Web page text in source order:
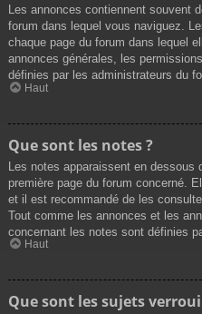
Les annonces contiennent souvent
forum dans lequel vous naviguez.
chaque page du forum dans lequel
annonces générales, les
définies par les administrateurs du
Haut
Que sont les notes ?
Les notes apparaissent en dessous
première page du forum concerné.
et il est recommandé de les
Tout comme les annonces et les
concernant les notes sont définies
Haut
Que sont les sujets